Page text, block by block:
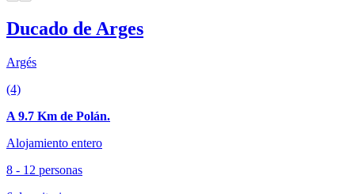
Ducado de Arges
Argés
(4)
A 9.7 Km de Polán.
Alojamiento entero
8 - 12 personas